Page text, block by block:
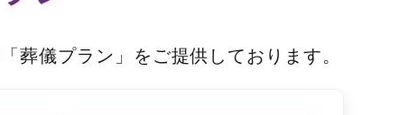
儀プラン」をご提供しております。